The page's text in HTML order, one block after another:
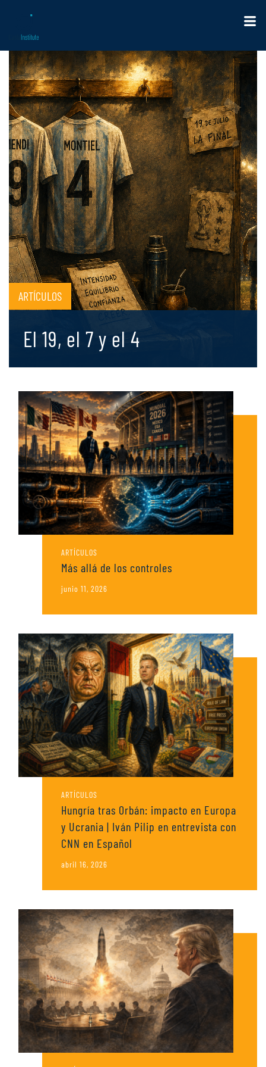
ARTÍCULOS
El 19, el 7 y el 4
ARTÍCULOS
Más allá de los controles
junio 11, 2026
ARTÍCULOS
Hungría tras Orbán: impacto en Europa
y Ucrania | Iván Pilip en entrevista con
CNN en Español
abril 16, 2026